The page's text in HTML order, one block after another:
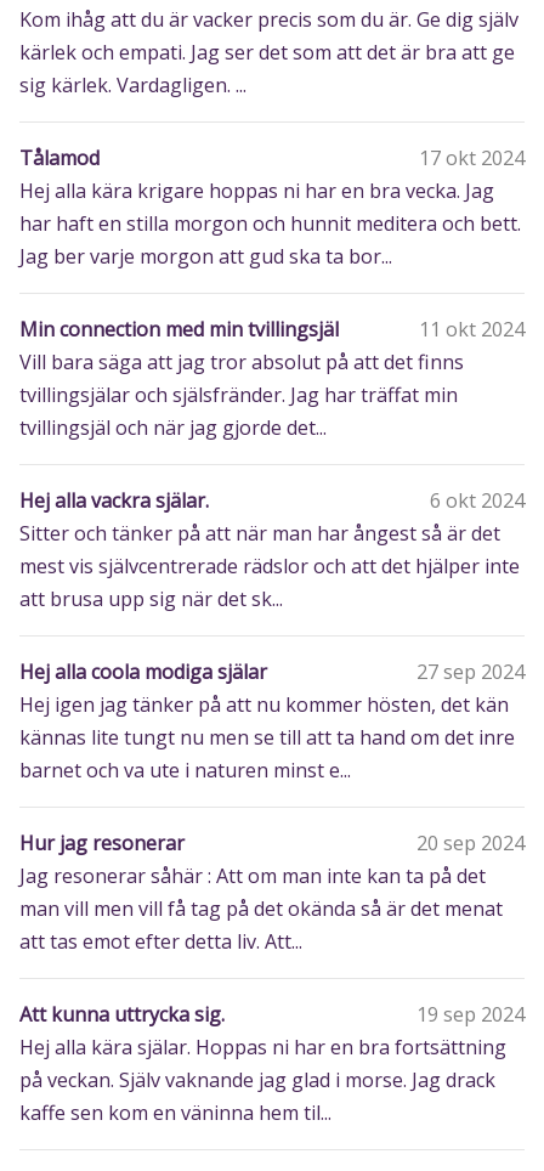
Kom ihåg att du är vacker precis som du är. Ge dig själv
kärlek och empati. Jag ser det som att det är bra att ge
sig kärlek. Vardagligen. ...
Tålamod
17 okt 2024
Hej alla kära krigare hoppas ni har en bra vecka. Jag
har haft en stilla morgon och hunnit meditera och bett.
Jag ber varje morgon att gud ska ta bor...
Min connection med min tvillingsjäl
11 okt 2024
Vill bara säga att jag tror absolut på att det finns
tvillingsjälar och själsfränder. Jag har träffat min
tvillingsjäl och när jag gjorde det...
Hej alla vackra själar.
6 okt 2024
Sitter och tänker på att när man har ångest så är det
mest vis självcentrerade rädslor och att det hjälper inte
att brusa upp sig när det sk...
Hej alla coola modiga själar
27 sep 2024
Hej igen jag tänker på att nu kommer hösten, det kän
kännas lite tungt nu men se till att ta hand om det inre
barnet och va ute i naturen minst e...
Hur jag resonerar
20 sep 2024
Jag resonerar såhär : Att om man inte kan ta på det
man vill men vill få tag på det okända så är det menat
att tas emot efter detta liv. Att...
Att kunna uttrycka sig.
19 sep 2024
Hej alla kära själar. Hoppas ni har en bra fortsättning
på veckan. Själv vaknande jag glad i morse. Jag drack
kaffe sen kom en väninna hem til...